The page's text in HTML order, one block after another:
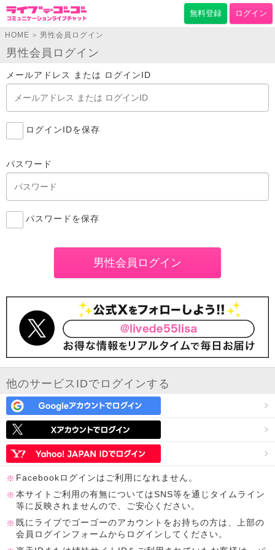
無料登録 ログイン
HOME > 男性会員ログイン
男性会員ログイン
メールアドレス または ログインID
ログインIDを保存
パスワード
パスワードを保存
他のサービスIDでログインする
Facebookログインはご利用になれません。
本サイトご利用の有無についてはSNS等を通じタイムライン
等に反映されませんので、ご安心ください。
既にライブでゴーゴーのアカウントをお持ちの方は、上部の
会員ログインフォームからログインしてください。